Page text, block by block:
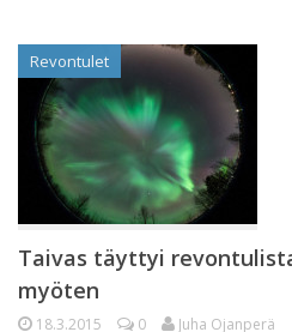
Revontulet
Taivas täyttyi
myöten
18.3.2015 0 Juha Ojanperä